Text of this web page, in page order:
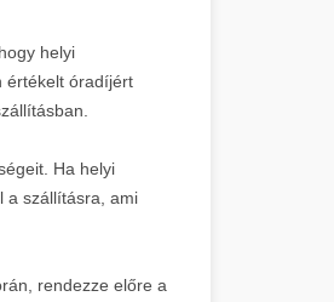
helyi
értékelt óradíjért
Ha helyi
a szállításra, ami
rendezze előre a